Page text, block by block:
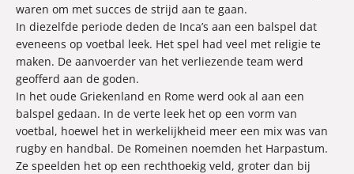
waren om met succes de strijd aan te gaan.
In diezelfde periode deden de Inca’s aan een balspel dat
eveneens op voetbal leek. Het spel had veel met religie te
maken. De aanvoerder van het verliezende team werd
geofferd aan de goden.
In het oude Griekenland en Rome werd ook al aan een
balspel gedaan. In de verte leek het op een vorm van
voetbal, hoewel het in werkelijkheid meer een mix was van
rugby en handbal. De Romeinen noemden het Harpastum.
Ze speelden het op een rechthoekig veld, groter dan bij